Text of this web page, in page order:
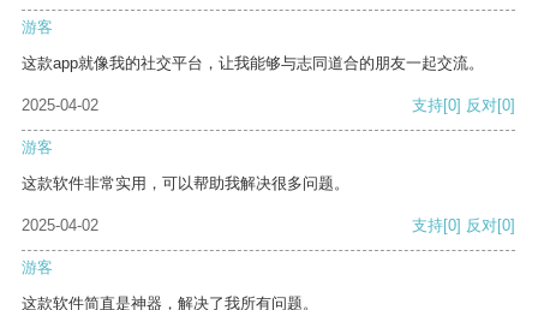
游客
这款app就像我的社交平台，让我能够与志同道合的朋友一起交流。
2025-04-02 支持[0] 反对[0]
游客
这款软件非常实用，可以帮助我解决很多问题。
2025-04-02 支持[0] 反对[0]
游客
这款软件简直是神器，解决了我所有问题。